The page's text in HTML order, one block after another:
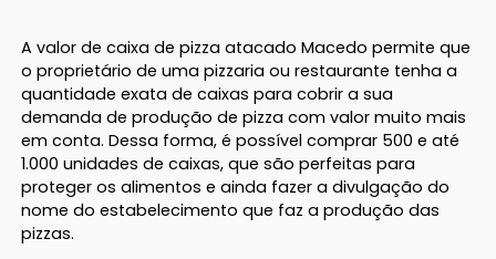
A valor de caixa de pizza atacado Macedo permite que
o proprietário de uma pizzaria ou restaurante tenha a
quantidade exata de caixas para cobrir a sua
demanda de produção de pizza com valor muito mais
em conta. Dessa forma, é possível comprar 500 e até
1.000 unidades de caixas, que são perfeitas para
proteger os alimentos e ainda fazer a divulgação do
nome do estabelecimento que faz a produção das
pizzas.